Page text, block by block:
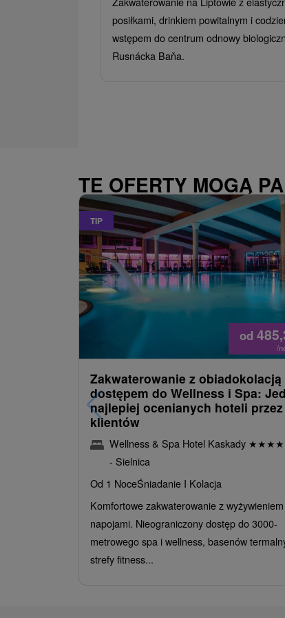
posiłkami, drinkiem powitalnym i
wstępem do centrum odnowy
Rusnácka Baňa.
TE OFERTY MOGĄ
TIP
od
/
Zakwaterowanie z obiadokolacją
dostępem do Wellness i Spa:
najlepiej ocenianych hoteli przez
klientów
Wellness & Spa Hotel Kaskady ★★★★
- Sielnica
Od 1 NoceŚniadanie I Kolacja
Komfortowe zakwaterowanie z
napojami. Nieograniczony dostęp do 3000-
metrowego spa i wellness, basenów
strefy fitness...